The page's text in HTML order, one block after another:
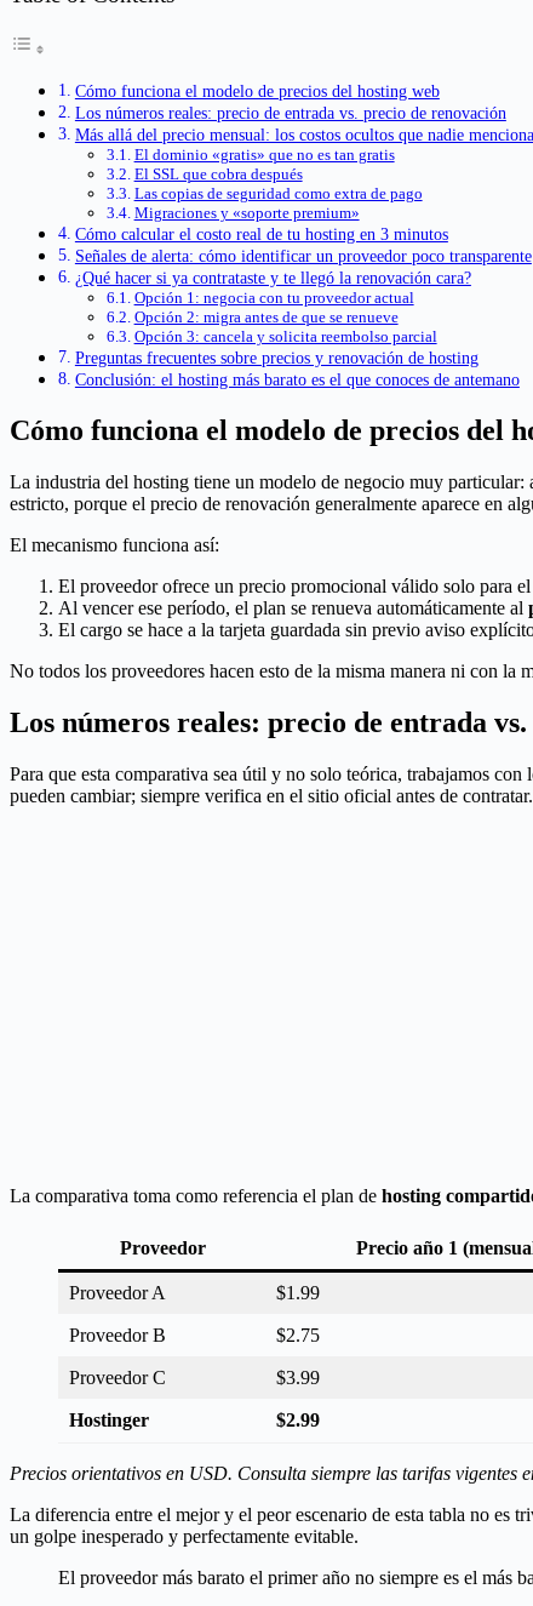
Cómo funciona el modelo de precios del hosting web
Los números reales: precio de entrada vs. precio de renovación
Más allá del precio mensual: los costos ocultos que nadie menciona
El dominio «gratis» que no es tan gratis
El SSL que cobra después
Las copias de seguridad como extra de pago
Migraciones y «soporte premium»
Cómo calcular el costo real de tu hosting en 3 minutos
Señales de alerta: cómo identificar un proveedor poco transparente
¿Qué hacer si ya contrataste y te llegó la renovación cara?
Opción 1: negocia con tu proveedor actual
Opción 2: migra antes de que se renueve
Opción 3: cancela y solicita reembolso parcial
Preguntas frecuentes sobre precios y renovación de hosting
Conclusión: el hosting más barato es el que conoces de antemano
Cómo funciona el modelo de precios del
La industria del hosting tiene un modelo de negocio muy
estricto, porque el precio de renovación generalmente aparece en
El mecanismo funciona así:
El proveedor ofrece un precio promocional válido solo para
Al vencer ese período, el plan se renueva automáticamente al
El cargo se hace a la tarjeta guardada sin previo aviso
No todos los proveedores hacen esto de la misma manera ni con la
Los números reales: precio de entrada
Para que esta comparativa sea útil y no solo teórica, trabajamos
pueden cambiar; siempre verifica en el sitio oficial antes de contratar.
La comparativa toma como referencia el plan de hosting
Proveedor Precio año 1
Proveedor A $1.99
Proveedor B $2.75
Proveedor C $3.99
Hostinger $2.99
Precios orientativos en USD. Consulta siempre las tarifas vigentes
La diferencia entre el mejor y el peor escenario de esta tabla no es
un golpe inesperado y perfectamente evitable.
El proveedor más barato el primer año no siempre es el más